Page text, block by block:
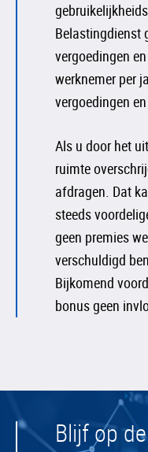
Belastingdienst
vergoedingen
werknemer per
vergoedingen
Als u door het
ruimte
afdragen. Dat
steeds
geen premies
verschuldigd
Bijkomend
bonus geen
Blijf op